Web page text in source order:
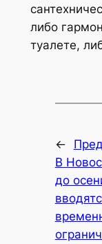
либо
туалете,
←
В
до